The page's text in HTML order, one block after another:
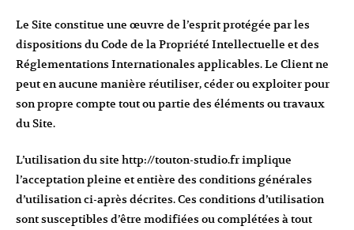
Le Site constitue une œuvre de l’esprit protégée par les
dispositions du Code de la Propriété Intellectuelle et des
Réglementations Internationales applicables. Le Client ne
peut en aucune manière réutiliser, céder ou exploiter pour
son propre compte tout ou partie des éléments ou travaux
du Site.
L’utilisation du site http://touton-studio.frimplique
l’acceptation pleine et entière des conditions générales
d’utilisation ci-après décrites. Ces conditions d’utilisation
sont susceptibles d’être modifiées ou complétées à tout